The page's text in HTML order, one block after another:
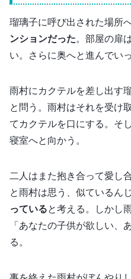
瑠璃子に呼び出された場所
ンションだった。部屋の扉
い。さらに奥へと進んでい
雨村にカクテルを差し出す
と問う。雨村はそれを受け
てカクテルを口にする。そ
寝室へと向かう。
二人はまた抱き合って愛し
と雨村は思う、似ているん
っていると考える。しかし
「あなたの子供が欲しい、
る。